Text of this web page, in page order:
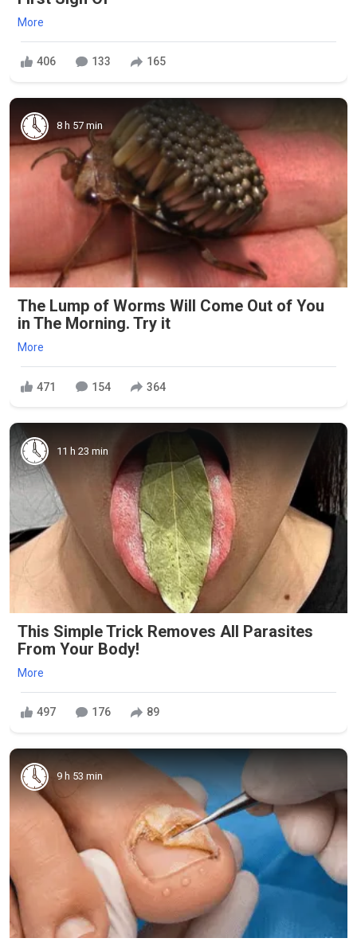
More
406 133 165
8 h 57 min
The Lump of Worms Will Come Out of You
in The Morning. Try it
More
471 154 364
11 h 23 min
This Simple Trick Removes All Parasites
From Your Body!
More
497 176 89
9 h 53 min